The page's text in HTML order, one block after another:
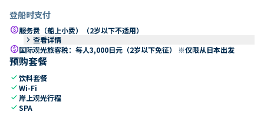
登船时支付
paid服务费（船上小费）（2岁以下不适用）
keyboard_arrow_right 查看详情
paid国际观光旅客税：每人3,000日元（2岁以下免征） ※仅限从日本出发
预购套餐
check饮料套餐
checkWi-Fi
check 岸上观光行程
checkSPA